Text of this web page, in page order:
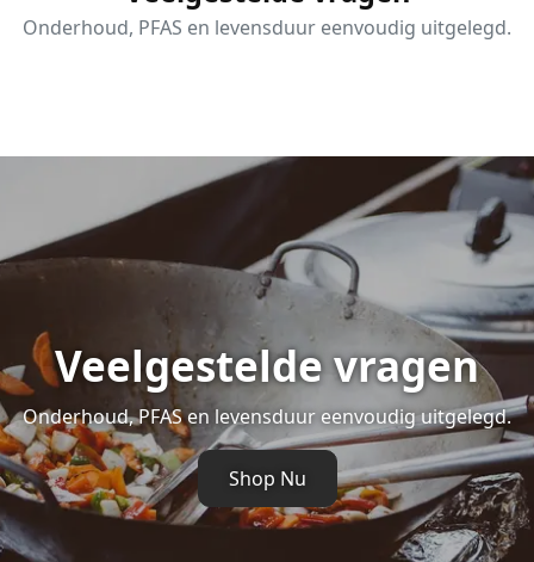
Onderhoud, PFAS en levensduur eenvoudig uitgelegd.
Veelgestelde vragen
Onderhoud, PFAS en levensduur eenvoudig uitgelegd.
Shop Nu